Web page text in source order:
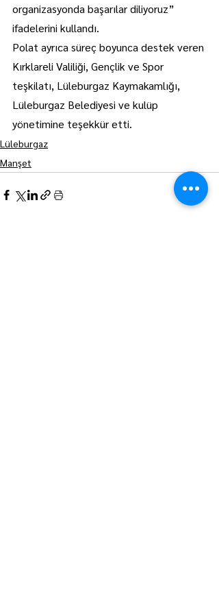
organizasyonda başarılar diliyoruz”
ifadelerini kullandı.
Polat ayrıca süreç boyunca destek veren
Kırklareli Valiliği, Gençlik ve Spor
teşkilatı, Lüleburgaz Kaymakamlığı,
Lüleburgaz Belediyesi ve kulüp
yönetimine teşekkür etti.
Lüleburgaz
Manşet